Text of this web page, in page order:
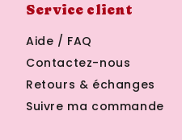
Service client
Aide / FAQ
Contactez-nous
Retours & échanges
Suivre ma commande